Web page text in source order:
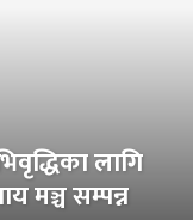
लागि
मञ्च सम्पन्न